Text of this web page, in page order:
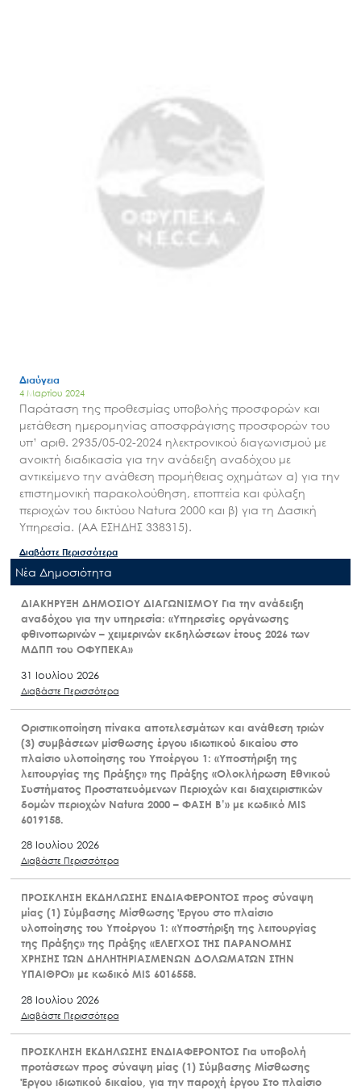
Διαύγεια
4 Μαρτίου 2024
Παράταση της προθεσμίας υποβολής προσφορών και
μετάθεση ημερομηνίας αποσφράγισης προσφορών του
υπ’ αριθ. 2935/05-02-2024 ηλεκτρονικού διαγωνισμού με
ανοικτή διαδικασία για την ανάδειξη αναδόχου με
αντικείμενο την ανάθεση προμήθειας οχημάτων α) για την
επιστημονική παρακολούθηση, εποπτεία και φύλαξη
περιοχών του δικτύου Natura 2000 και β) για τη Δασική
Υπηρεσία. (ΑΑ ΕΣΗΔΗΣ 338315).
Διαβάστε Περισσότερα
Nέα Δημοσιότητα
ΔΙΑΚΗΡΥΞΗ ΔΗΜΟΣΙΟΥ ΔΙΑΓΩΝΙΣΜΟΥ Για την ανάδειξη
αναδόχου για την υπηρεσία: «Υπηρεσίες οργάνωσης
φθινοπωρινών – χειμερινών εκδηλώσεων έτους 2026 των
ΜΔΠΠ του ΟΦΥΠΕΚΑ»
31 Ιουλίου 2026
Διαβάστε Περισσότερα
Οριστικοποίηση πίνακα αποτελεσμάτων και ανάθεση τριών
(3) συμβάσεων μίσθωσης έργου ιδιωτικού δικαίου στο
πλαίσιο υλοποίησης του Υποέργου 1: «Υποστήριξη της
λειτουργίας της Πράξης» της Πράξης «Ολοκλήρωση Εθνικού
Συστήματος Προστατευόμενων Περιοχών και διαχειριστικών
δομών περιοχών Natura 2000 – ΦΑΣΗ Β’» με κωδικό MIS
6019158.
28 Ιουλίου 2026
Διαβάστε Περισσότερα
ΠΡΟΣΚΛΗΣΗ ΕΚΔΗΛΩΣΗΣ ΕΝΔΙΑΦΕΡΟΝΤΟΣ προς σύναψη
μίας (1) Σύμβασης Μίσθωσης Έργου στο πλαίσιο
υλοποίησης του Υποέργου 1: «Υποστήριξη της λειτουργίας
της Πράξης» της Πράξης «ΕΛΕΓΧΟΣ ΤΗΣ ΠΑΡΑΝΟΜΗΣ
ΧΡΗΣΗΣ ΤΩΝ ΔΗΛΗΤΗΡΙΑΣΜΕΝΩΝ ΔΟΛΩΜΑΤΩΝ ΣΤΗΝ
ΥΠΑΙΘΡΟ» με κωδικό MIS 6016558.
28 Ιουλίου 2026
Διαβάστε Περισσότερα
ΠΡΟΣΚΛΗΣΗ ΕΚΔΗΛΩΣΗΣ ΕΝΔΙΑΦΕΡΟΝΤΟΣ Για υποβολή
προτάσεων προς σύναψη μίας (1) Σύμβασης Μίσθωσης
Έργου ιδιωτικού δικαίου, για την παροχή έργου Στο πλαίσιο